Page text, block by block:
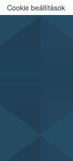
Cookie beállítások